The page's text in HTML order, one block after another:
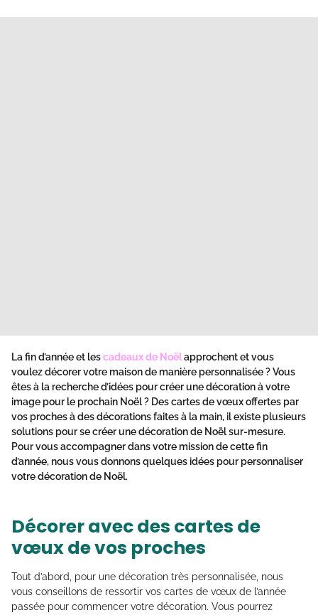
La fin d’année et lescadeaux de Noëlapprochent et vous
voulez décorer votre maison de manière personnalisée ? Vous
êtes à la recherche d’idées pour créer une décoration à votre
image pour le prochain Noël ? Des cartes de vœux offertes par
vos proches à des décorations faites à la main, il existe plusieurs
solutions pour se créer une décoration de Noël sur-mesure.
Pour vous accompagner dans votre mission de cette fin
d’année, nous vous donnons quelques idées pour personnaliser
votre décoration de Noël.
Décorer avec des cartes de
vœux de vos proches
Tout d’abord, pour une décoration très personnalisée, nous
vous conseillons de ressortir vos cartes de vœux de l’année
passée pour commencer votre décoration. Vous pourrez